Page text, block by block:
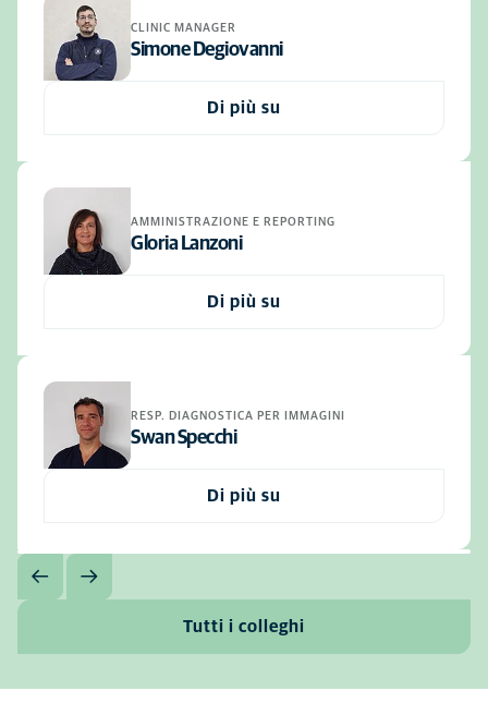
CLINIC MANAGER
Simone Degiovanni
Di più su
AMMINISTRAZIONE E REPORTING
Gloria Lanzoni
Di più su
RESP. DIAGNOSTICA PER IMMAGINI
Swan Specchi
Di più su
Tutti i colleghi